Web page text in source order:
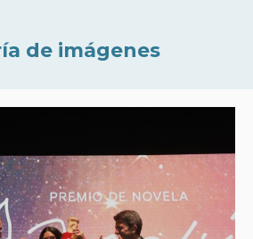
de imágenes